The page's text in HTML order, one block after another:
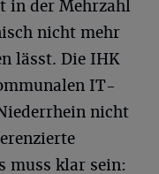
in der Mehrzahl
nicht mehr
lässt. Die IHK
IT-
nicht
muss klar sein: